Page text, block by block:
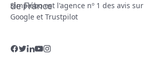
Simplébo est l'agence nº 1 des avis sur
Google et Trustpilot